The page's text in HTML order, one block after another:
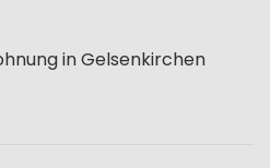
in Gelsenkirchen